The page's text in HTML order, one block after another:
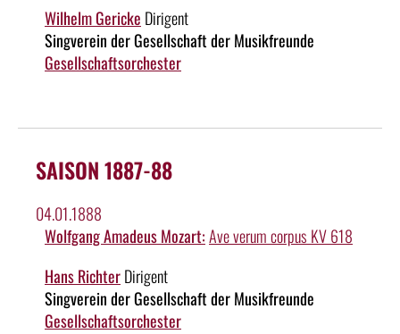
Wilhelm Gericke Dirigent
Singverein der Gesellschaft der Musikfreunde
Gesellschaftsorchester
SAISON 1887-88
04.01.1888
Wolfgang Amadeus Mozart:Ave verum corpus KV 618
Hans RichterDirigent
Singverein der Gesellschaft der Musikfreunde
Gesellschaftsorchester